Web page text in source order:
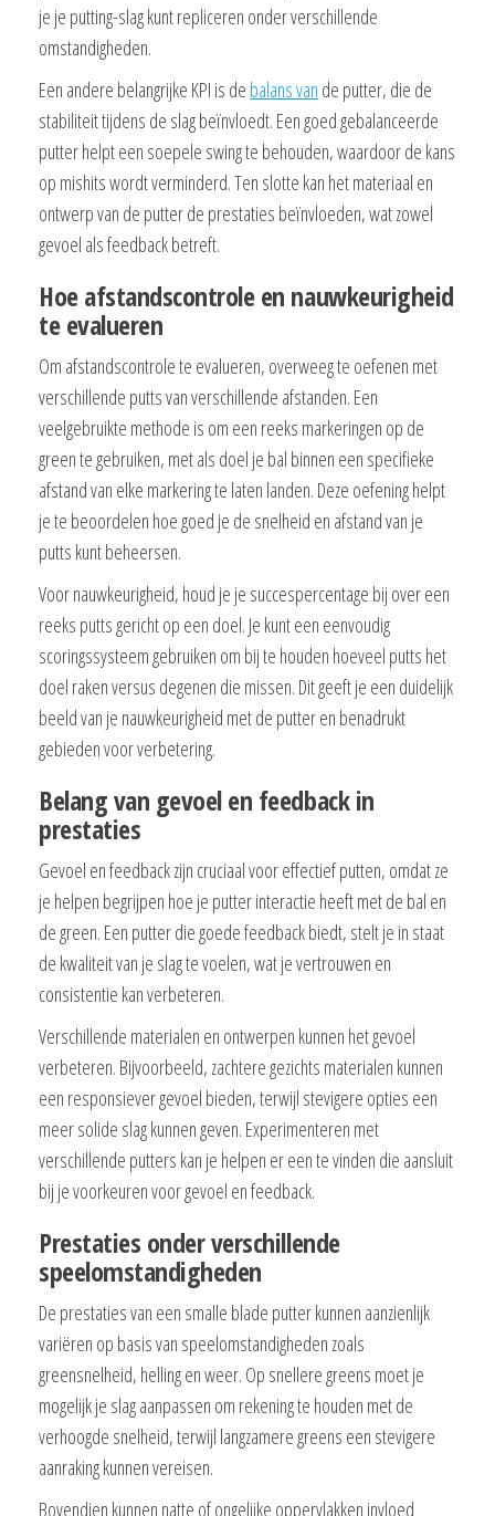
je je putting-slag kunt repliceren onder verschillende
omstandigheden.
Een andere belangrijke KPI is de balans van de putter, die de
stabiliteit tijdens de slag beïnvloedt. Een goed gebalanceerde
putter helpt een soepele swing te behouden, waardoor de kans
op mishits wordt verminderd. Ten slotte kan het materiaal en
ontwerp van de putter de prestaties beïnvloeden, wat zowel
gevoel als feedback betreft.
Hoe afstandscontrole en nauwkeurigheid
te evalueren
Om afstandscontrole te evalueren, overweeg te oefenen met
verschillende putts van verschillende afstanden. Een
veelgebruikte methode is om een reeks markeringen op de
green te gebruiken, met als doel je bal binnen een specifieke
afstand van elke markering te laten landen. Deze oefening helpt
je te beoordelen hoe goed je de snelheid en afstand van je
putts kunt beheersen.
Voor nauwkeurigheid, houd je je succespercentage bij over een
reeks putts gericht op een doel. Je kunt een eenvoudig
scoringssysteem gebruiken om bij te houden hoeveel putts het
doel raken versus degenen die missen. Dit geeft je een duidelijk
beeld van je nauwkeurigheid met de putter en benadrukt
gebieden voor verbetering.
Belang van gevoel en feedback in
prestaties
Gevoel en feedback zijn cruciaal voor effectief putten, omdat ze
je helpen begrijpen hoe je putter interactie heeft met de bal en
de green. Een putter die goede feedback biedt, stelt je in staat
de kwaliteit van je slag te voelen, wat je vertrouwen en
consistentie kan verbeteren.
Verschillende materialen en ontwerpen kunnen het gevoel
verbeteren. Bijvoorbeeld, zachtere gezichts materialen kunnen
een responsiever gevoel bieden, terwijl stevigere opties een
meer solide slag kunnen geven. Experimenteren met
verschillende putters kan je helpen er een te vinden die aansluit
bij je voorkeuren voor gevoel en feedback.
Prestaties onder verschillende
speelomstandigheden
De prestaties van een smalle blade putter kunnen aanzienlijk
variëren op basis van speelomstandigheden zoals
greensnelheid, helling en weer. Op snellere greens moet je
mogelijk je slag aanpassen om rekening te houden met de
verhoogde snelheid, terwijl langzamere greens een stevigere
aanraking kunnen vereisen.
Bovendien kunnen natte of ongelijke oppervlakken invloed